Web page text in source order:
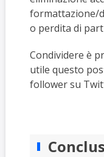
formattazione/
o perdita di
Condividere è
utile questo
follower su